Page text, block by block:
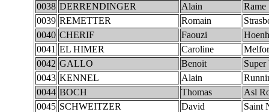
0038 DERRENDINGER Alain
Rame
0039 REMETTER Romain
0040 CHERIF Faouzi
0041 EL HIMER Caroline
0042 GALLO Benoit
Super
0043 KENNEL Alain
0044 BOCH Thomas
Asl
0045 SCHWEITZER David
Saint